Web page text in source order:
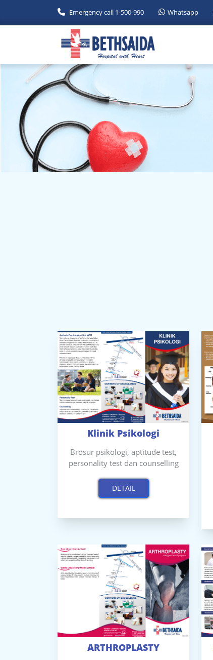
Emergency call 1-500-990 Whatsapp
Klinik Psikologi
Brosur psikologi, aptitude test,
personality test dan counselling
DETAIL
ARTHROPLASTY